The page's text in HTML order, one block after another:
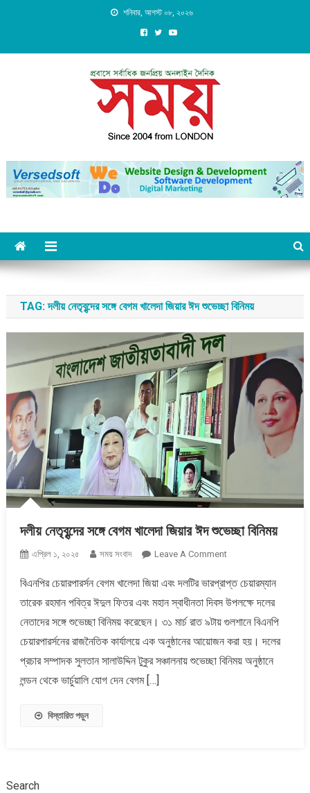
শনিবার, আগস্ট ০৮, ২০২৬
Daily Shomoy, Since 2004
from LONDON
TAG:দলীয় নেতৃবৃন্দের সঙ্গে বেগম খালেদা জিয়ার ঈদ শুভেচ্ছা বিনিময়
দলীয় নেতৃবৃন্দের সঙ্গে বেগম খালেদা জিয়ার ঈদ শুভেচ্ছা বিনিময়
এপ্রিল ১, ২০২৫ সময় সংবাদ Leave A CommentOn
নেতৃবৃন্দের
সঙ্গে
বেগম
জিয়ার
ঈদ
বিএনপির চেয়ারপারর্সন বেগম খালেদা জিয়া এবং দলটির ভারপ্রাপ্ত চেয়ারম্যান
তারেক রহমান পবিত্র ঈদুল ফিতর এবং মহান স্বাধীনতা দিবস উপলক্ষে দলের
নেতাদের সঙ্গে শুভেচ্ছা বিনিময় করেছেন। ৩১ মার্চ রাত ৯টায় গুলশানে বিএনপি
চেয়ারপারর্সনের রাজনৈতিক কার্যালয়ে এক অনুষ্ঠানের আয়োজন করা হয়। দলের
প্রচার সম্পাদক সুলতান সালাউদ্দিন টুকুর সঞ্চালনায় শুভেচ্ছা বিনিময় অনুষ্ঠানে
লন্ডন থেকে ভার্চুয়ালি যোগ দেন বেগম […]
বিস্তারিত পড়ুন
Search